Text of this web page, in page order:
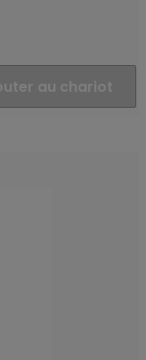
au chariot